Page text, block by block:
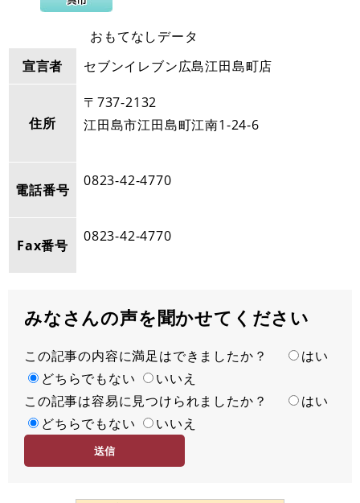
おもてなしデータ
宣言者
セブンイレブン広島江田島町店
住所
〒737-2132
江田島市江田島町江南1-24-6
電話番号
0823-42-4770
Fax番号
0823-42-4770
みなさんの声を聞かせてください
満
足
度
この記事の内容に満足はできましたか？
はい
どちらでもない
いいえ
容
易
この記事は容易に見つけられましたか？
はい
どちらでもない
いいえ